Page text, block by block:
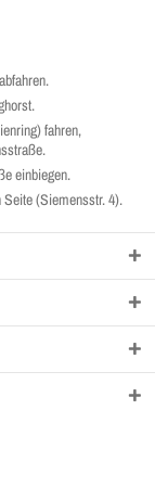
fahren,
einbiegen.
Seite (Siemensstr. 4).